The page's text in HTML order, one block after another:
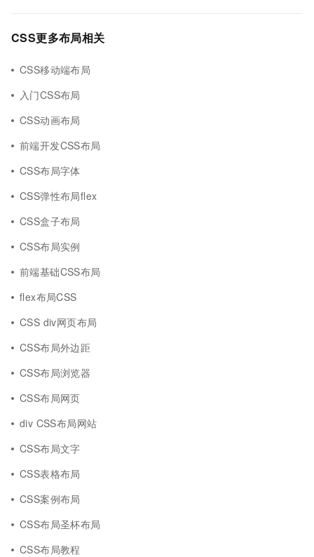
CSS更多布局相关
CSS移动端布局
入门CSS布局
CSS动画布局
前端开发CSS布局
CSS布局字体
CSS弹性布局flex
CSS盒子布局
CSS布局实例
前端基础CSS布局
flex布局CSS
CSS div网页布局
CSS布局外边距
CSS布局浏览器
CSS布局网页
div CSS布局网站
CSS布局文字
CSS表格布局
CSS案例布局
CSS布局圣杯布局
CSS布局教程